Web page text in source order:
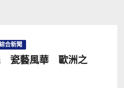
合新聞
瓷藝風華 歐洲之